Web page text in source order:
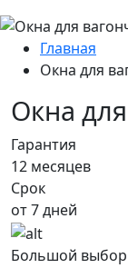
Главная
Окна для
Окна
Гарантия
12 месяцев
Срок
от 7 дней
Большой выбор